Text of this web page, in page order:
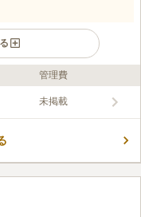
、四季の彩りを見ながらゆ
小明町農家組合員の紹介が
があり、お墓参りの前にお
管理費
未掲載